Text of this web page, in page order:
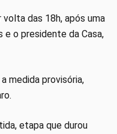
das 18h, após uma
e o presidente da Casa,
medida provisória,
etapa que durou